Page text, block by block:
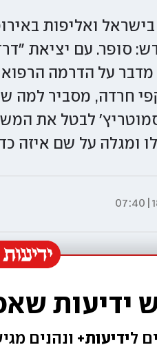
ואליפות
סופר. עם יציאת
על הדרמה
חרדה, מסביר למה
לבטל את
ומגלה על שם איזה
ידיעות
לידיעות+ ונהנים